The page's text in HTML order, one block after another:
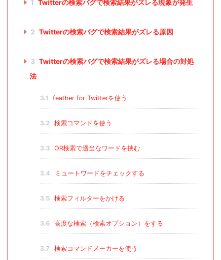
1 Twitterの検索バグで検索結果がズレる現象が発生
2 Twitterの検索バグで検索結果がズレる原因
3 Twitterの検索バグで検索結果がズレる場合の対処
法
3.1 feather for Twitterを使う
3.2 検索コマンドを使う
3.3 OR検索で適当なワードを挟む
3.4 ミュートワードをチェックする
3.5 検索フィルターをかける
3.6 高度な検索（検索オプション）をする
3.7 検索コマンドメーカーを使う